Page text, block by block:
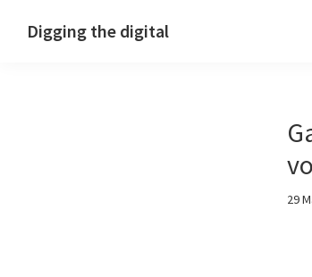
Digging the digital
29